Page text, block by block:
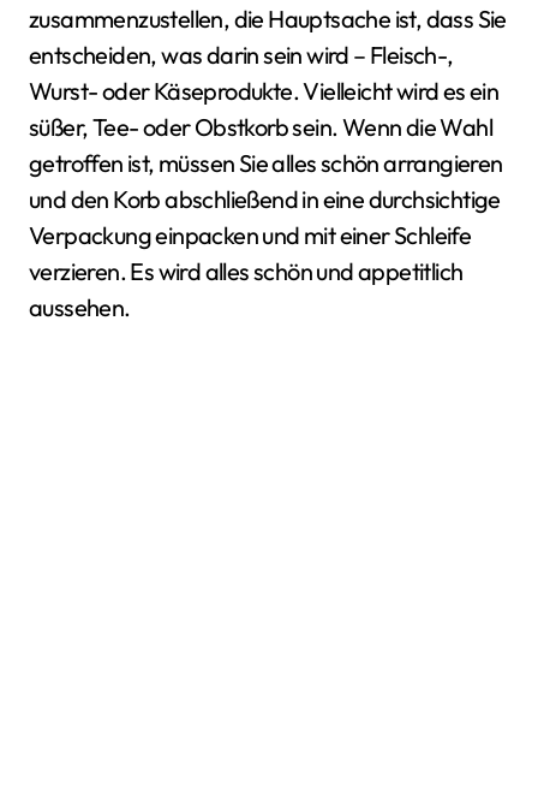
zusammenzustellen, die Hauptsache ist, dass Sie
entscheiden, was darin sein wird – Fleisch-,
Wurst- oder Käseprodukte. Vielleicht wird es ein
süßer, Tee- oder Obstkorb sein. Wenn die Wahl
getroffen ist, müssen Sie alles schön arrangieren
und den Korb abschließend in eine durchsichtige
Verpackung einpacken und mit einer Schleife
verzieren. Es wird alles schön und appetitlich
aussehen.